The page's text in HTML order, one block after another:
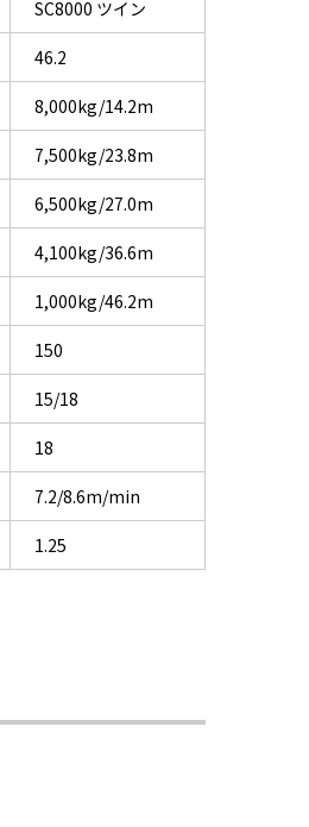
SC8000 ツイン
46.2
8,000kg/14.2m
7,500kg/23.8m
6,500kg/27.0m
4,100kg/36.6m
1,000kg/46.2m
150
15/18
18
7.2/8.6m/min
1.25